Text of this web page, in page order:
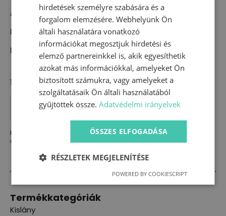
price
2990 Ft.
price
2400 Ft.
Anyaga:pamut futter (95% pamut, 5% elasztán)
Bélés:
pamut futter (95% pamut, 5% elasztán)
Méret:
48-49 cm-es fejkörméret
1 készleten (utánrendelhető)
49
cm)
mennyiség
KOSÁRBA TESZEM
Kategória:
Címke:
Termékkategóriák
Kislány
hirdetések személyre szabására és a
forgalom elemzésére. Webhelyünk Ön
általi használatára vonatkozó
információkat megosztjuk hirdetési és
elemző partnereinkkel is, akik egyesíthetik
azokat más információkkal, amelyeket Ön
biztosított számukra, vagy amelyeket a
szolgáltatásaik Ön általi használatából
gyűjtöttek össze.Adatvédelmi irányelvek
ÖSSZES ELFOGADÁSA
RÉSZLETEK MEGJELENÍTÉSE
POWERED BY COOKIESCRIPT